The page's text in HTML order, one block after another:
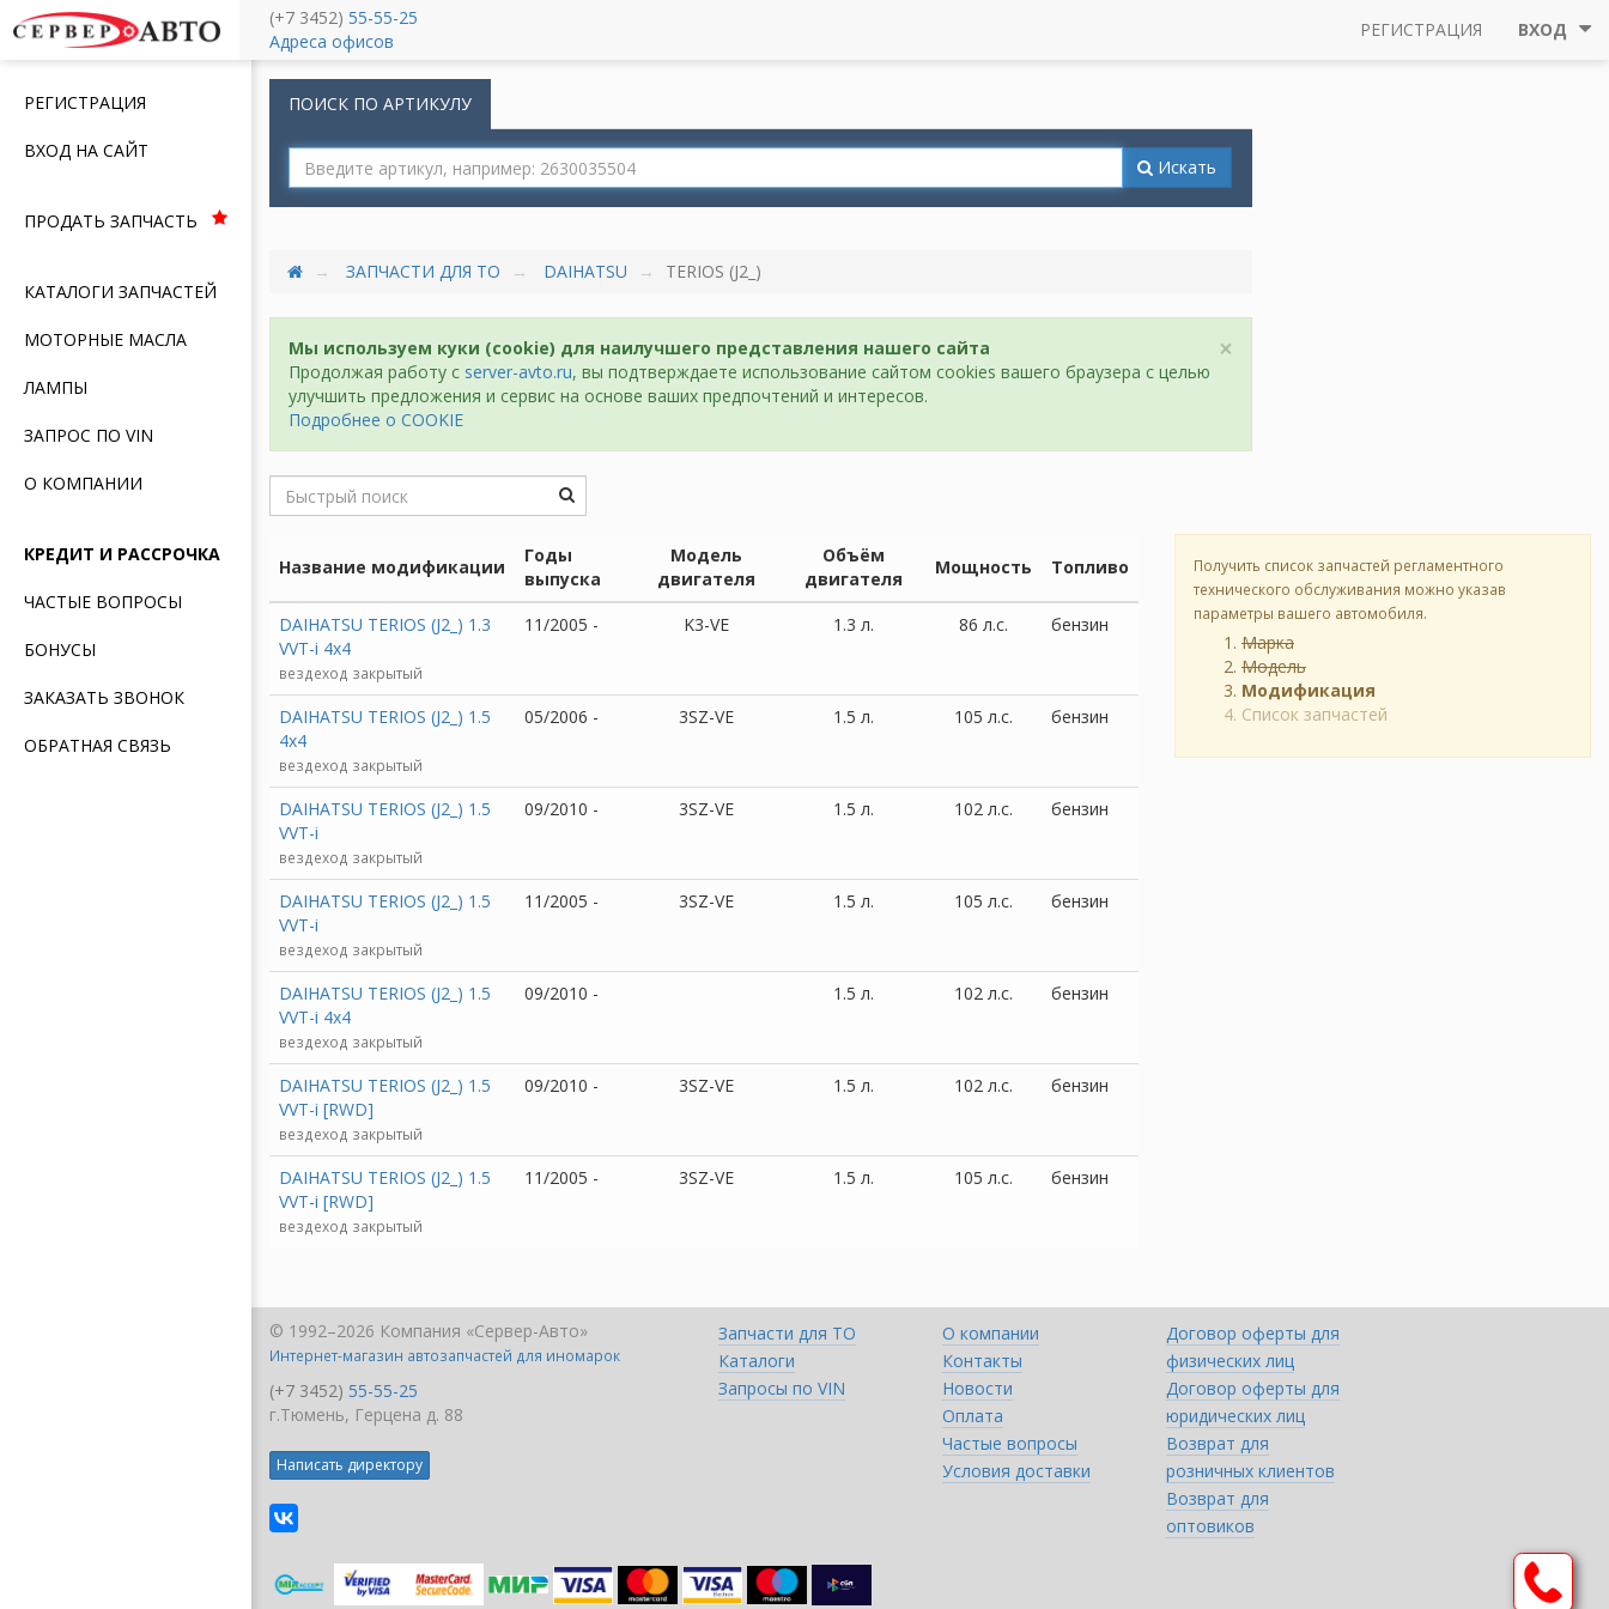
Меню
РЕГИСТРАЦИЯ
ВХОД НА САЙТ
ПРОДАТЬ ЗАПЧАСТЬ
КАТАЛОГИ ЗАПЧАСТЕЙ
МОТОРНЫЕ МАСЛА
ЛАМПЫ
ЗАПРОС ПО VIN
О КОМПАНИИ
КРЕДИТ И РАССРОЧКА
ЧАСТЫЕ ВОПРОСЫ
БОНУСЫ
ЗАКАЗАТЬ ЗВОНОК
ОБРАТНАЯ СВЯЗЬ
(+7 3452) 55-55-25
Адреса офисов
РЕГИСТРАЦИЯ ВХОД
ПОИСК ПО АРТИКУЛУ
Искать
ЗАПЧАСТИ ДЛЯ ТО DAIHATSU TERIOS (J2_)
×
Мы используем куки (cookie) для наилучшего представления нашего сайта
Продолжая работу с server-avto.ru, вы подтверждаете использование сайтом cookies вашего браузера с целью
улучшить предложения и сервис на основе ваших предпочтений и интересов.
Подробнее о COOKIE
Получить список запчастей регламентного
технического обслуживания можно указав
параметры вашего автомобиля.
Марка
Модель
Модификация
Список запчастей
Название модификации
Годы
выпуска
Модель
двигателя
Объём
двигателя
Мощность Топливо
DAIHATSU TERIOS (J2_) 1.3
VVT-i 4x4
вездеход закрытый
11/2005 - K3-VE 1.3 л. 86 л.с. бензин
DAIHATSU TERIOS (J2_) 1.5
4x4
вездеход закрытый
05/2006 - 3SZ-VE 1.5 л. 105 л.с. бензин
DAIHATSU TERIOS (J2_) 1.5
VVT-i
вездеход закрытый
09/2010 - 3SZ-VE 1.5 л. 102 л.с. бензин
DAIHATSU TERIOS (J2_) 1.5
VVT-i
вездеход закрытый
11/2005 - 3SZ-VE 1.5 л. 105 л.с. бензин
DAIHATSU TERIOS (J2_) 1.5
VVT-i 4x4
вездеход закрытый
09/2010 - 1.5 л. 102 л.с. бензин
DAIHATSU TERIOS (J2_) 1.5
VVT-i [RWD]
вездеход закрытый
09/2010 - 3SZ-VE 1.5 л. 102 л.с. бензин
DAIHATSU TERIOS (J2_) 1.5
VVT-i [RWD]
вездеход закрытый
11/2005 - 3SZ-VE 1.5 л. 105 л.с. бензин
Запчасти для ТО
Каталоги
Запросы по VIN
О компании
Контакты
Новости
Оплата
Частые вопросы
Условия доставки
Договор оферты для
физических лиц
Договор оферты для
юридических лиц
Возврат для
розничных клиентов
Возврат для
оптовиков
© 1992–2026 Компания «Сервер-Авто»
Интернет-магазин автозапчастей для иномарок
(+7 3452) 55-55-25
г.Тюмень, Герцена д. 88
Написать директору